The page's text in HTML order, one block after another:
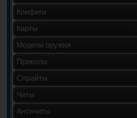
Конфиги
Карты
Модели оружия
Приколы
Спрайты
Читы
Античиты